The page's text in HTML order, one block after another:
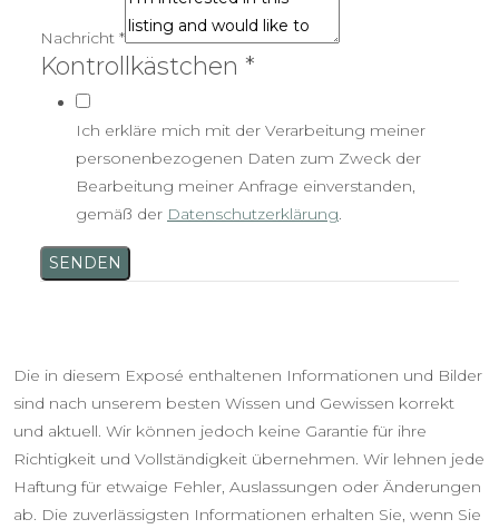
Nachricht *
Kontrollkästchen *
Ich erkläre mich mit der Verarbeitung meiner
personenbezogenen Daten zum Zweck der
Bearbeitung meiner Anfrage einverstanden,
gemäß der Datenschutzerklärung.
SENDEN
Die in diesem Exposé enthaltenen Informationen und Bilder
sind nach unserem besten Wissen und Gewissen korrekt
und aktuell. Wir können jedoch keine Garantie für ihre
Richtigkeit und Vollständigkeit übernehmen. Wir lehnen jede
Haftung für etwaige Fehler, Auslassungen oder Änderungen
ab. Die zuverlässigsten Informationen erhalten Sie, wenn Sie